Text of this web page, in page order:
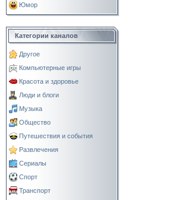
Юмор
Категории каналов
Другое
Компьютерные игры
Красота и здоровье
Люди и блоги
Музыка
Общество
Путешествия и события
Развлечения
Сериалы
Спорт
Транспорт